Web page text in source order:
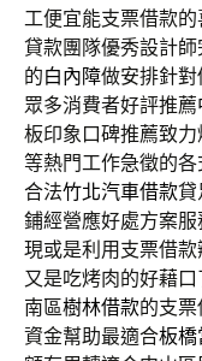
工便宜能支票借款
貸款團隊優秀設計
的白內障做安排針
眾多消費者好評推薦
板印象口碑推薦致
等熱門工作急徵的
合法竹北汽車借款貸
鋪經營應好處方案服
現或是利用支票借
又是吃烤肉的好藉
南區樹林借款的支
資金幫助最適合板橋